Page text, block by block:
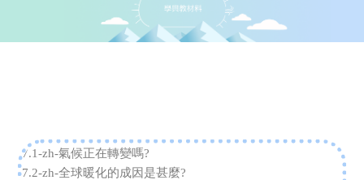
7.1-zh-氣候正在轉變嗎?
7.2-zh-全球暖化的成因是甚麼?